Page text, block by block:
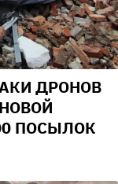
ДРОНОВ
ПОСЫЛОК